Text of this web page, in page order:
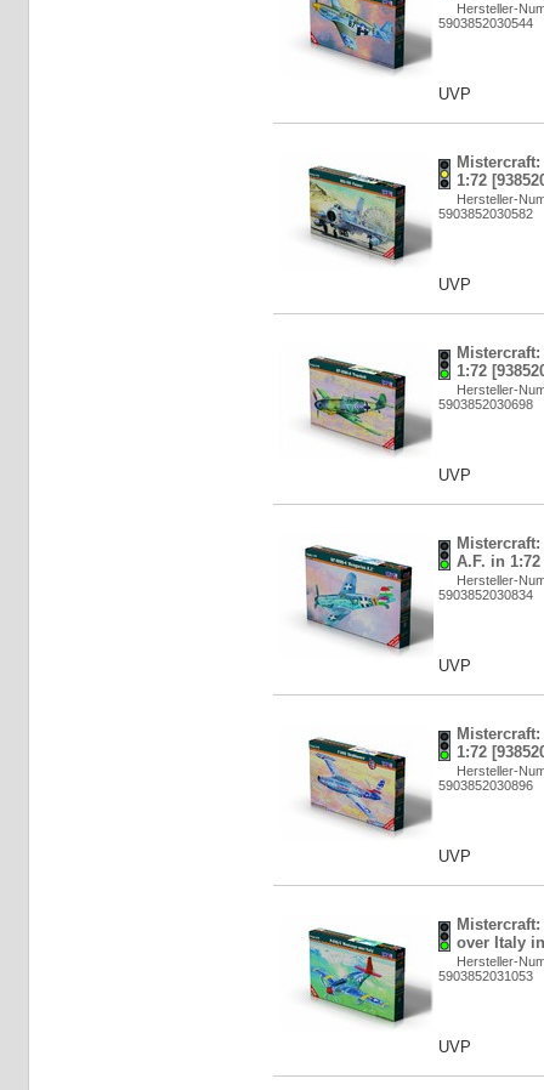
Hersteller-
5903852030544
UVP
1:72
Hersteller-
5903852030582
UVP
1:72
Hersteller-
5903852030698
UVP
Mistercraft:
A.F. in 1:72
Hersteller-
5903852030834
UVP
1:72
Hersteller-
5903852030896
UVP
over Italy
Hersteller-
5903852031053
UVP